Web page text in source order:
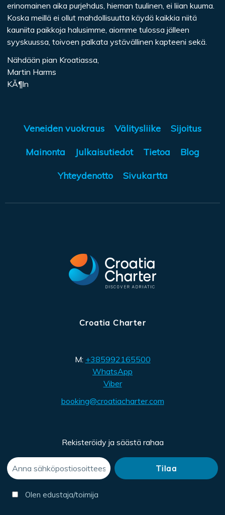
erinomainen aika purjehdus, hieman tuulinen, ei liian kuuma.
Koska meillä ei ollut mahdollisuutta käydä kaikkia niitä
kauniita paikkoja halusimme, aiomme tulossa jälleen
syyskuussa, toivoen palkata ystävällinen kapteeni sekä.
Nähdään pian Kroatiassa,
Martin Harms
KĂ¶ln
Veneiden vuokraus Välitysliike Sijoitus
Mainonta Julkaisutiedot Tietoa Blog
Yhteydenotto Sivukartta
Croatia Charter
M: +385992165500
WhatsApp
Viber
booking@croatiacharter.com
Rekisteröidy ja säästä rahaa
Olen edustaja/toimija